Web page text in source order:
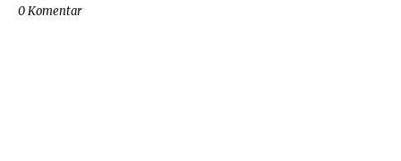
0 Komentar